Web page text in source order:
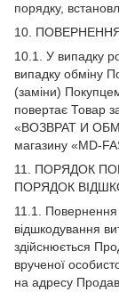
порядку,
10.
10.1. У випадку
випадку обміну
(заміни)
повертає Товар
«ВОЗВРАТ И
магазину «MD-
11. ПОРЯДОК
ПОРЯДОК
11.1.
відшкодування
здійснюється
врученої
на адресу